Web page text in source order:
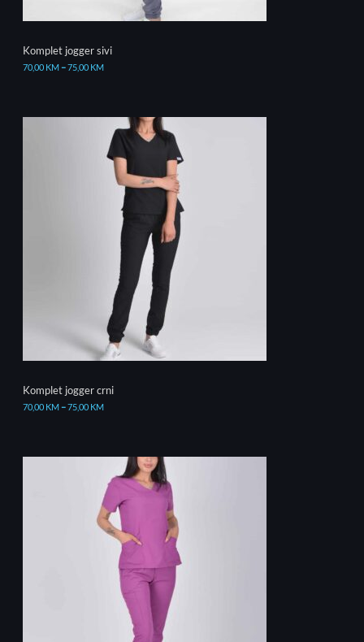
Komplet jogger sivi
70,00 KM–75,00 KM
Komplet jogger crni
70,00 KM–75,00 KM